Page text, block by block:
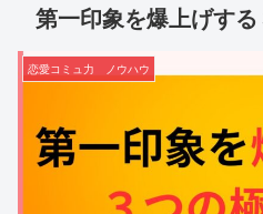
第一印象を爆上げす
恋愛コミュ力 ノウハウ